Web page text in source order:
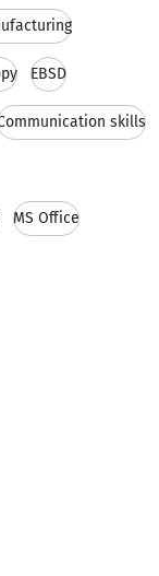
EBSD
skills
MS Office